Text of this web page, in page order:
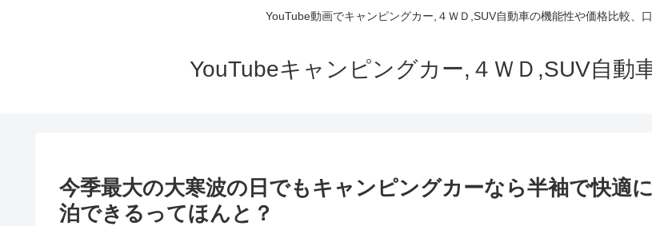
YouTube動画でキャンピングカー,４ＷＤ,SUV自動車の機能性や価格比較、
YouTubeキャンピングカー,４ＷＤ,SUV自動
今季最大の大寒波の日でもキャンピングカーなら半袖で快適
泊できるってほんと？